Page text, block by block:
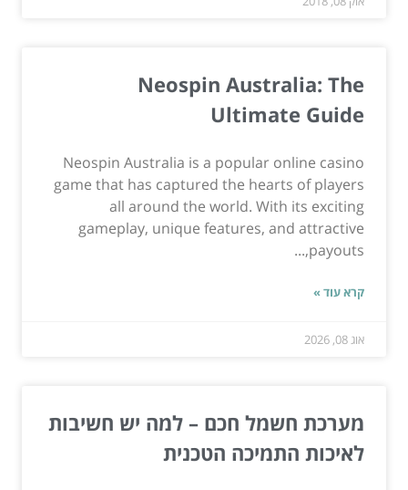
Neospin Australia: The
Ultimate Guide
Neospin Australia is a popular online casino
game that has captured the hearts of players
all around the world. With its exciting
gameplay, unique features, and attractive
payouts,...
קרא עוד »
אוג 08, 2026
מערכת חשמל חכם – למה יש חשיבות
לאיכות התמיכה הטכנית